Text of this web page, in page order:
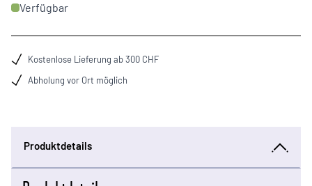
Verfügbar
Kostenlose Lieferung ab 300 CHF
Abholung vor Ort möglich
Produktdetails